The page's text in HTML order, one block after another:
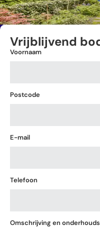
Vrijblijvend
Voornaam
Postcode
E-mail
Telefoon
Omschrijving en